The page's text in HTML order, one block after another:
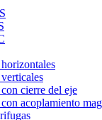
cierre del eje
acoplamiento